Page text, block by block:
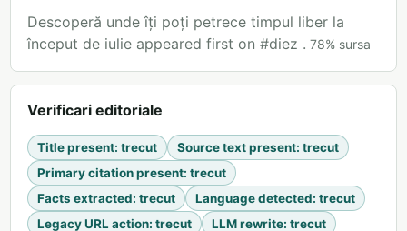
Descoperă unde îți poți petrece timpul liber la
început de iulie appeared first on #diez . 78% sursa
Verificari editoriale
Title present: trecut Source text present: trecut
Primary citation present: trecut
Facts extracted: trecut Language detected: trecut
Legacy URL action: trecut LLM rewrite: trecut